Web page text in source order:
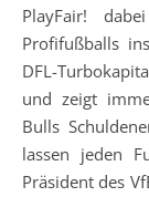
PlayFair!
Profifußballs
DFL-
und zeigt
Bulls
lassen jeden
Präsident des